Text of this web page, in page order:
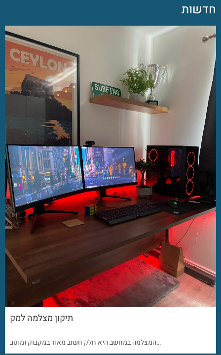
חדשות
תיקון מצלמה למק
המצלמה במחשב היא חלק חשוב מאוד במקבוק ומוטב…